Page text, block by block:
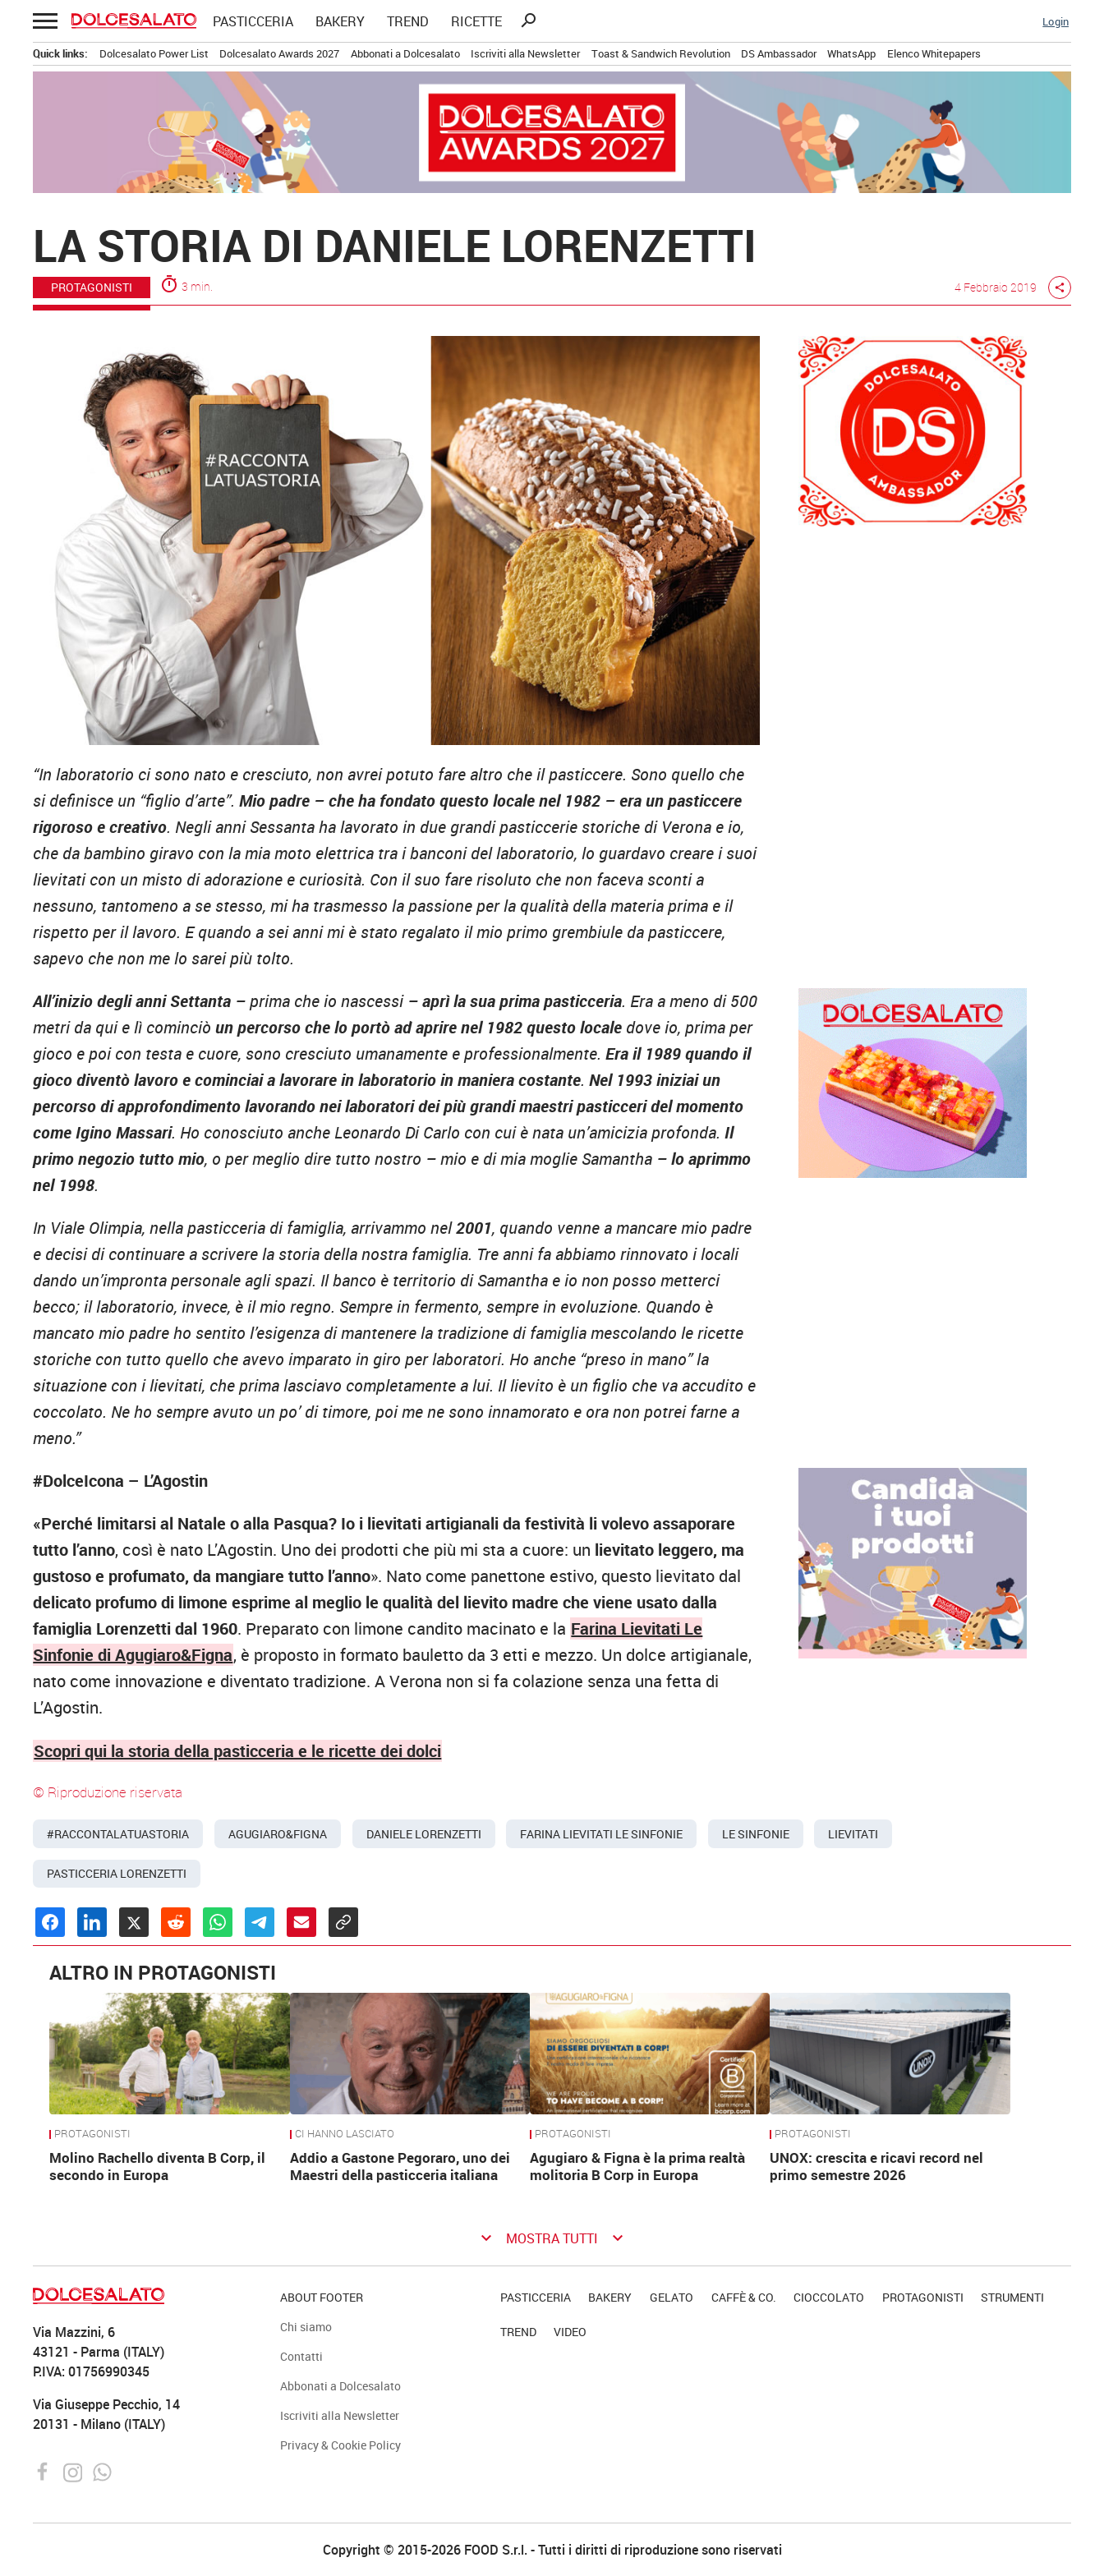
Passa
al
contenuto
PASTICCERIA BAKERY TREND RICETTE
Ricerca
search Login
Quick links: Dolcesalato Power List Dolcesalato Awards 2027 Abbonati a Dolcesalato Iscriviti alla Newsletter Toast & Sandwich Revolution DS Ambassador WhatsApp Elenco Whitepapers
LA STORIA DI DANIELE LORENZETTI
PROTAGONISTI timer 3 min. 4 Febbraio 2019 share
“In laboratorio ci sono nato e cresciuto, non avrei potuto fare altro che il pasticcere. Sono quello che
si definisce un “figlio d’arte”.Mio padre – che ha fondato questo locale nel 1982 – era un pasticcere
rigoroso e creativo. Negli anni Sessanta ha lavorato in due grandi pasticcerie storiche di Verona e io,
che da bambino giravo con la mia moto elettrica tra i banconi del laboratorio, lo guardavo creare i suoi
lievitati con un misto di adorazione e curiosità. Con il suo fare risoluto che non faceva sconti a
nessuno, tantomeno a se stesso, mi ha trasmesso la passione per la qualità della materia prima e il
rispetto per il lavoro. E quando a sei anni mi è stato regalato il mio primo grembiule da pasticcere,
sapevo che non me lo sarei più tolto.
All’inizio degli anni Settanta – prima che io nascessi –aprì la sua prima pasticceria. Era a meno di 500
metri da qui e lì cominciòun percorso che lo portò ad aprire nel 1982 questo locale dove io, prima per
gioco e poi con testa e cuore, sono cresciuto umanamente e professionalmente.Era il 1989 quando il
gioco diventò lavoro e cominciai a lavorare in laboratorio in maniera costante.Nel 1993 iniziai un
percorso di approfondimento lavorando nei laboratori dei più grandi maestri pasticceri del momento
come Igino Massari. Ho conosciuto anche Leonardo Di Carlo con cui è nata un’amicizia profonda.Il
primo negozio tutto mio, o per meglio dire tutto nostro – mio e di mia moglie Samantha –lo aprimmo
nel 1998.
In Viale Olimpia, nella pasticceria di famiglia, arrivammo nel2001, quando venne a mancare mio padre
e decisi di continuare a scrivere la storia della nostra famiglia. Tre anni fa abbiamo rinnovato i locali
dando un’impronta personale agli spazi. Il banco è territorio di Samantha e io non posso metterci
becco; il laboratorio, invece, è il mio regno. Sempre in fermento, sempre in evoluzione. Quando è
mancato mio padre ho sentito l’esigenza di mantenere la tradizione di famiglia mescolando le ricette
storiche con tutto quello che avevo imparato in giro per laboratori. Ho anche “preso in mano” la
situazione con i lievitati, che prima lasciavo completamente a lui. Il lievito è un figlio che va accudito e
coccolato. Ne ho sempre avuto un po’ di timore, poi me ne sono innamorato e ora non potrei farne a
meno.”
#DolceIcona – L’Agostin
«Perché limitarsi al Natale o alla Pasqua? Io i lievitati artigianali da festività li volevo assaporare
tutto l’anno, così è nato L’Agostin. Uno dei prodotti che più mi sta a cuore: un lievitato leggero, ma
gustoso e profumato, da mangiare tutto l’anno». Nato come panettone estivo, questo lievitato dal
delicato profumo di limone esprime al meglio le qualità del lievito madre che viene usato dalla
famiglia Lorenzetti dal 1960. Preparato con limone candito macinato e la Farina Lievitati Le
Sinfonie di Agugiaro&Figna, è proposto in formato bauletto da 3 etti e mezzo. Un dolce artigianale,
nato come innovazione e diventato tradizione. A Verona non si fa colazione senza una fetta di
L’Agostin.
Scopri qui la storia della pasticceria e le ricette dei dolci
© Riproduzione riservata
#RACCONTALATUASTORIA AGUGIARO&FIGNA DANIELE LORENZETTI FARINA LIEVITATI LE SINFONIE LE SINFONIE LIEVITATI
PASTICCERIA LORENZETTI
ALTRO IN PROTAGONISTI
PROTAGONISTI
Molino Rachello diventa B Corp, il
secondo in Europa
CI HANNO LASCIATO
Addio a Gastone Pegoraro, uno dei
Maestri della pasticceria italiana
PROTAGONISTI
Agugiaro & Figna è la prima realtà
molitoria B Corp in Europa
PROTAGONISTI
UNOX: crescita e ricavi record nel
primo semestre 2026
keyboard_arrow_down MOSTRA TUTTI keyboard_arrow_down
Via Mazzini, 6
43121 - Parma (ITALY)
P.IVA: 01756990345
Via Giuseppe Pecchio, 14
20131 - Milano (ITALY)
ABOUT FOOTER
Chi siamo
Contatti
Abbonati a Dolcesalato
Iscriviti alla Newsletter
Privacy & Cookie Policy
PASTICCERIA BAKERY GELATO CAFFÈ & CO. CIOCCOLATO PROTAGONISTI STRUMENTI
TREND VIDEO
Copyright © 2015-2026 FOOD S.r.l. - Tutti i diritti di riproduzione sono riservati